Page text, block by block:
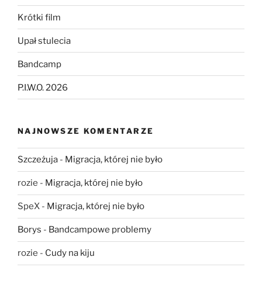
Krótki film
Upał stulecia
Bandcamp
P.I.W.O. 2026
NAJNOWSZE KOMENTARZE
Szczeżuja - Migracja, której nie było
rozie - Migracja, której nie było
SpeX - Migracja, której nie było
Borys - Bandcampowe problemy
rozie - Cudy na kiju